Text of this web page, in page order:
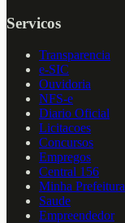
Servicos
Transparencia
e-SIC
Ouvidoria
NFS-e
Diario Oficial
Licitacoes
Concursos
Empregos
Central 156
Minha Prefeitura
Saude
Empreendedor